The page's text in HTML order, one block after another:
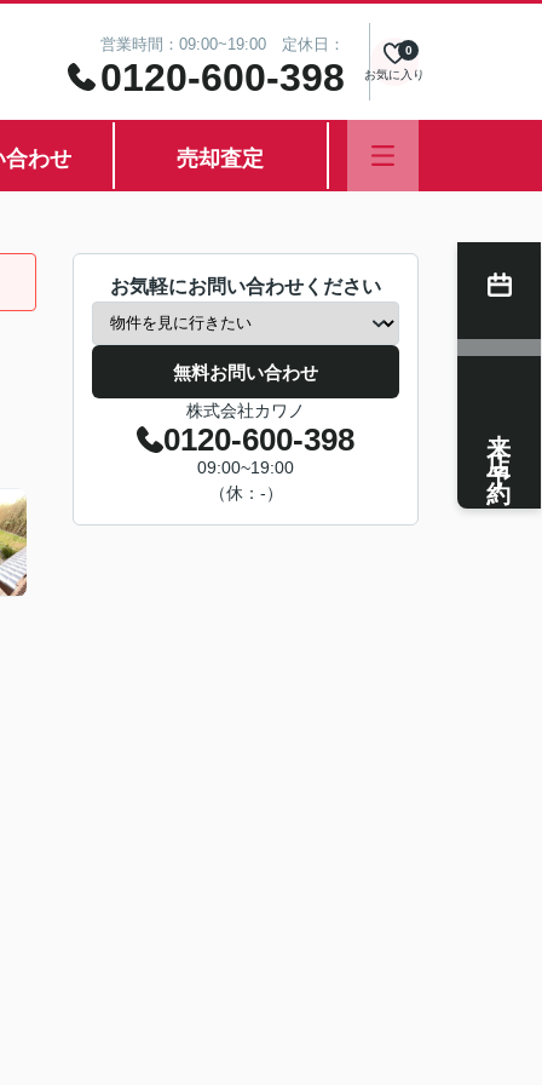
営業時間：09:00~19:00 定休日：
0120-600-398 お気に入り
0
合わせ 売却査定
お気軽にお問い合わせください
無料お問い合わせ
株式会社カワノ
0120-600-398
09:00~19:00
（休：-）
来店予約